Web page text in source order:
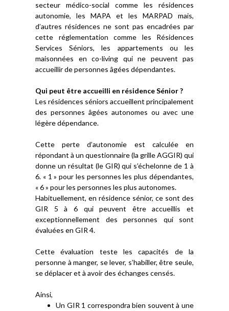
secteur médico-social comme les résidences
autonomie, les MAPA et les MARPAD mais,
d’autres résidences ne sont pas encadrées par
cette réglementation comme les Résidences
Services Séniors, les appartements ou les
maisonnées en co-living qui ne peuvent pas
accueillir de personnes âgées dépendantes.
Qui peut être accueilli en résidence Sénior ?
Les résidences séniors accueillent principalement
des personnes âgées autonomes ou avec une
légère dépendance.
Cette perte d’autonomie est calculée en
répondant à un questionnaire (la grille AGGIR) qui
donne un résultat (le GIR) qui s’échelonne de 1 à
6. « 1 » pour les personnes les plus dépendantes,
« 6 » pour les personnes les plus autonomes.
Habituellement, en résidence sénior, ce sont des
GIR 5 à 6 qui peuvent être accueillis et
exceptionnellement des personnes qui sont
évaluées en GIR 4.
Cette évaluation teste les capacités de la
personne à manger, se lever, s’habiller, être seule,
se déplacer et à avoir des échanges censés.
Ainsi,
Un GIR 1 correspondra bien souvent à une